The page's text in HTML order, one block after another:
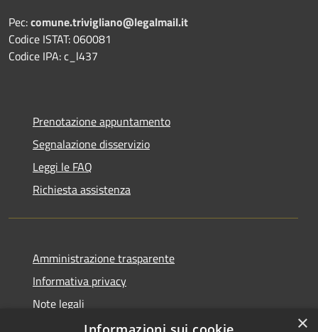
Pec:comune.trivigliano@legalmail.it
Codice ISTAT: 060081
Codice IPA: c_l437
Prenotazione appuntamento
Segnalazione disservizio
Leggi le FAQ
Richiesta assistenza
Amministrazione trasparente
Informativa privacy
Note legali
Dichiarazione di accessibilità
×